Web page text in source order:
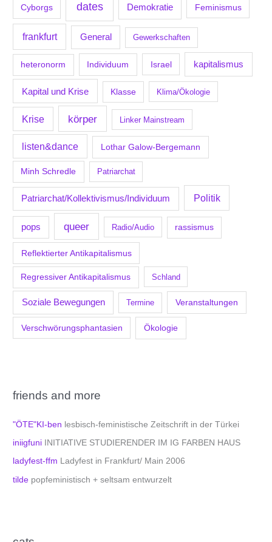
Cyborgs dates Demokratie Feminismus
frankfurt General Gewerkschaften
heteronorm Individuum Israel kapitalismus
Kapital und Krise Klasse Klima/Ökologie
Krise körper Linker Mainstream
listen&dance Lothar Galow-Bergemann
Minh Schredle Patriarchat
Patriarchat/Kollektivismus/Individuum Politik
pops queer Radio/Audio rassismus
Reflektierter Antikapitalismus
Regressiver Antikapitalismus Schland
Soziale Bewegungen Termine Veranstaltungen
Verschwörungsphantasien Ökologie
friends and more
"ÖTE"KI-ben lesbisch-feministische Zeitschrift in der Türkei
iniigfuni INITIATIVE STUDIERENDER IM IG FARBEN HAUS
ladyfest-ffm Ladyfest in Frankfurt/ Main 2006
tilde popfeministisch + seltsam entwurzelt